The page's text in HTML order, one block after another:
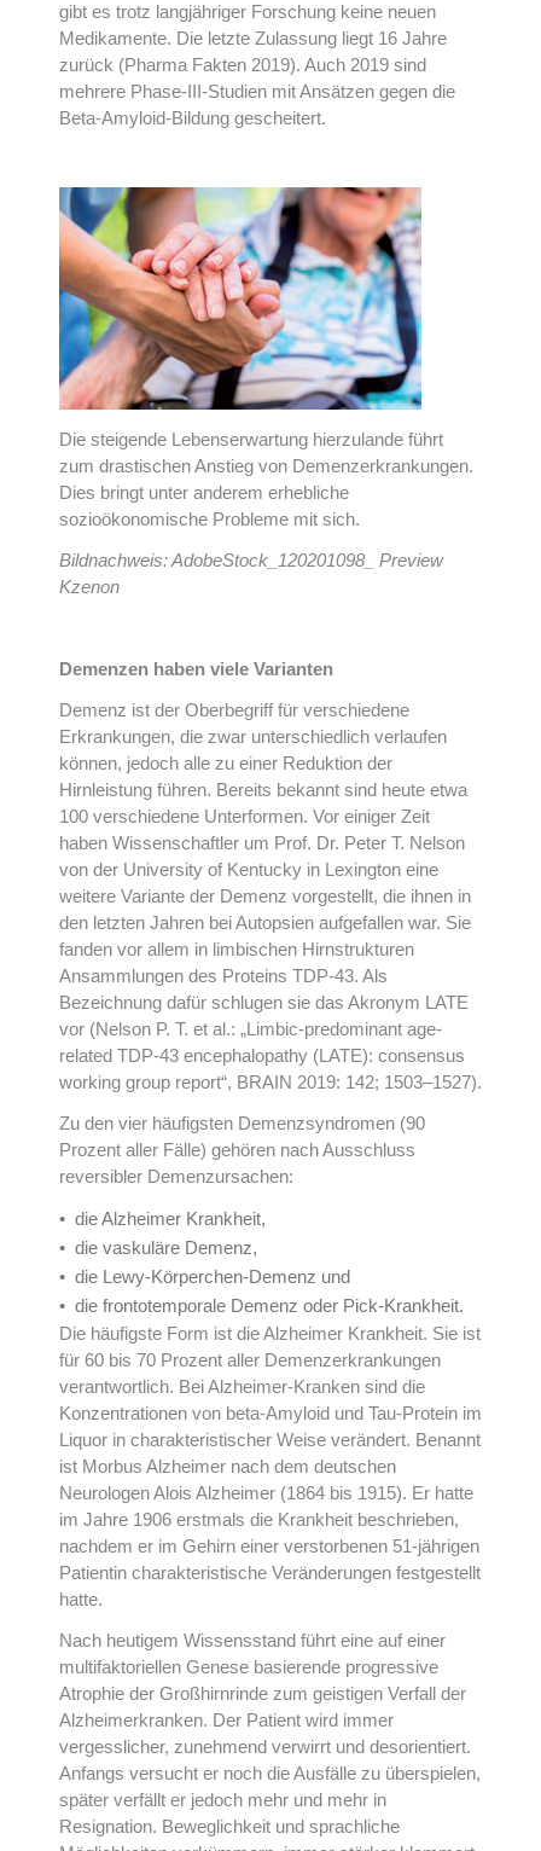
gibt es trotz langjähriger Forschung keine neuen
Medikamente. Die letzte Zulassung liegt 16 Jahre
zurück (Pharma Fakten 2019). Auch 2019 sind
mehrere Phase-III-Studien mit Ansätzen gegen die
Beta-Amyloid-Bildung gescheitert.
Die steigende Lebenserwartung hierzulande führt
zum drastischen Anstieg von Demenzerkrankungen.
Dies bringt unter anderem erhebliche
sozioökonomische Probleme mit sich.
Bildnachweis: AdobeStock_120201098_ Preview
Kzenon
Demenzen haben viele Varianten
Demenz ist der Oberbegriff für verschiedene
Erkrankungen, die zwar unterschiedlich verlaufen
können, jedoch alle zu einer Reduktion der
Hirnleistung führen. Bereits bekannt sind heute etwa
100 verschiedene Unterformen. Vor einiger Zeit
haben Wissenschaftler um Prof. Dr. Peter T. Nelson
von der University of Kentucky in Lexington eine
weitere Variante der Demenz vorgestellt, die ihnen in
den letzten Jahren bei Autopsien aufgefallen war. Sie
fanden vor allem in limbischen Hirnstrukturen
Ansammlungen des Proteins TDP-43. Als
Bezeichnung dafür schlugen sie das Akronym LATE
vor (Nelson P. T. et al.: „Limbic-predominant age-
related TDP-43 encephalopathy (LATE): consensus
working group report“, BRAIN 2019: 142; 1503–1527).
Zu den vier häufigsten Demenzsyndromen (90
Prozent aller Fälle) gehören nach Ausschluss
reversibler Demenzursachen:
die Alzheimer Krankheit,
die vaskuläre Demenz,
die Lewy-Körperchen-Demenz und
die frontotemporale Demenz oder Pick-Krankheit.
Die häufigste Form ist die Alzheimer Krankheit. Sie ist
für 60 bis 70 Prozent aller Demenzerkrankungen
verantwortlich. Bei Alzheimer-Kranken sind die
Konzentrationen von beta-Amyloid und Tau-Protein im
Liquor in charakteristischer Weise verändert. Benannt
ist Morbus Alzheimer nach dem deutschen
Neurologen Alois Alzheimer (1864 bis 1915). Er hatte
im Jahre 1906 erstmals die Krankheit beschrieben,
nachdem er im Gehirn einer verstorbenen 51-jährigen
Patientin charakteristische Veränderungen festgestellt
hatte.
Nach heutigem Wissensstand führt eine auf einer
multifaktoriellen Genese basierende progressive
Atrophie der Großhirnrinde zum geistigen Verfall der
Alzheimerkranken. Der Patient wird immer
vergesslicher, zunehmend verwirrt und desorientiert.
Anfangs versucht er noch die Ausfälle zu überspielen,
später verfällt er jedoch mehr und mehr in
Resignation. Beweglichkeit und sprachliche